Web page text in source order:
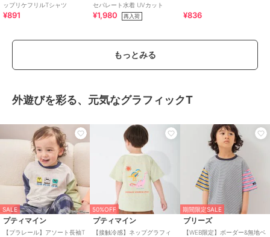
ップリケフリルTシャツ
¥891
セパレート水着 UVカット
¥1,980 再入荷 ¥836
もっとみる
外遊びを彩る、元気なグラフィックT
SALE
プティマイン
【プラレール】アソート長袖T
50%OFF
プティマイン
【接触冷感】ネップグラフィ
期間限定SALE
ブリーズ
【WEB限定】ボーダー&無地ベ